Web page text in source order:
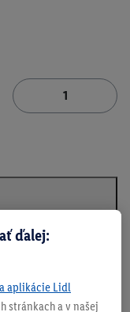
ďalej:
aplikácie Lidl
stránkach a v našej